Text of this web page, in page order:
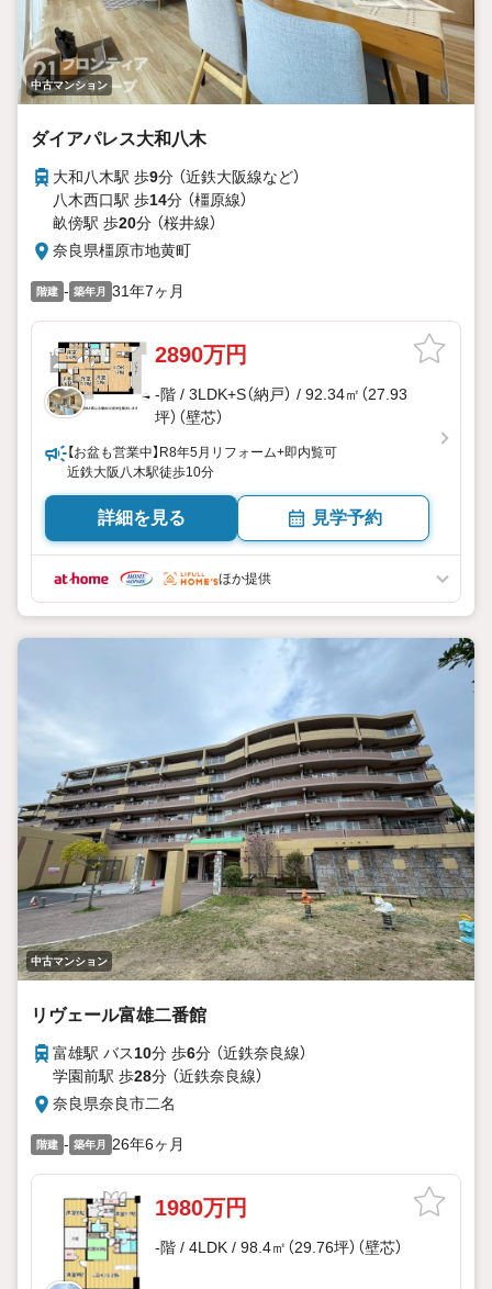
中古マンション
ダイアパレス大和八木
大和八木駅 歩9分 （近鉄大阪線など）
八木西口駅 歩14分 （橿原線）
畝傍駅 歩20分 （桜井線）
奈良県橿原市地黄町
階建 - 築年月 31年7ヶ月
2890万円
-階 / 3LDK+S（納戸） / 92.34㎡（27.93
坪）（壁芯）
【お盆も営業中】R8年5月リフォーム+即内覧可
近鉄大阪八木駅徒歩10分
詳細を見る 見学予約
ほか提供
中古マンション
リヴェール富雄二番館
富雄駅 バス10分 歩6分 （近鉄奈良線）
学園前駅 歩28分 （近鉄奈良線）
奈良県奈良市二名
階建 - 築年月 26年6ヶ月
1980万円
-階 / 4LDK / 98.4㎡（29.76坪）（壁芯）